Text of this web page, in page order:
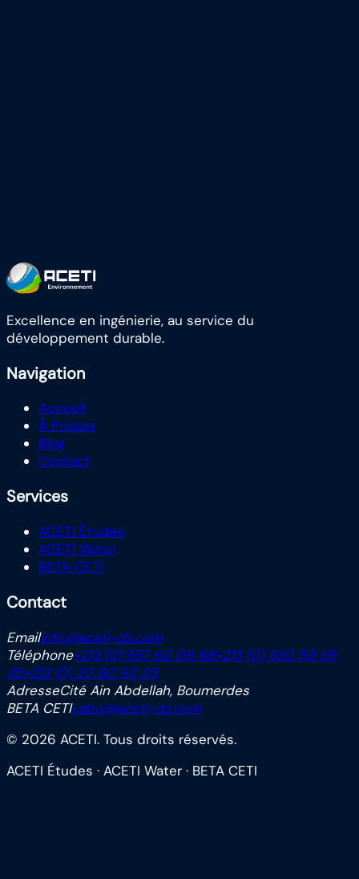
Contactez-nous
Excellence en ingénierie, au service du
développement durable.
Navigation
Accueil
À Propos
Blog
Contact
Services
ACETI Études
ACETI Water
BETA CETI
Contact
Emailinfo@aceti-dz.com
Téléphone+213 (0) 557 60 09 68+213 (0) 550 50 59
35+213 (0) 20 60 93 20
AdresseCité Ain Abdellah, Boumerdes
BETA CETILabo@aceti-dz.com
© 2026 ACETI. Tous droits réservés.
ACETI Études · ACETI Water · BETA CETI